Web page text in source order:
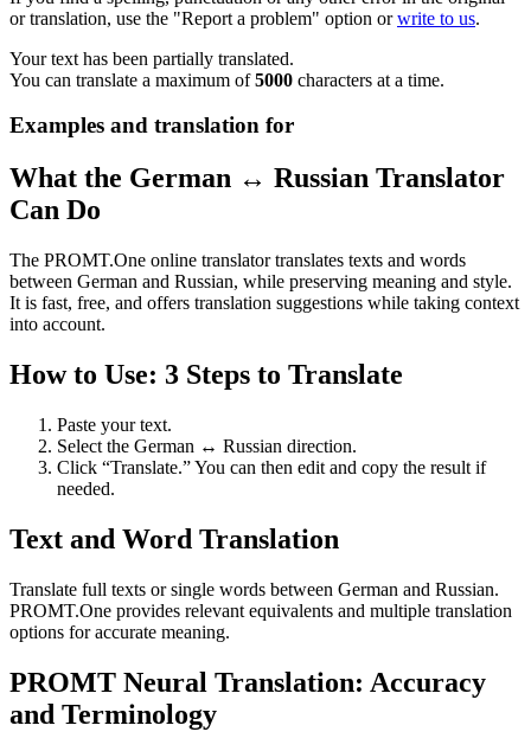
or translation, use the "Report a problem" option orwrite to us.
Your text has been partially translated.
You can translate a maximum of5000 characters at a time.
Examples and translation for
What the German ↔ Russian Translator
Can Do
The PROMT.One online translator translates texts and words
between German and Russian, while preserving meaning and style.
It is fast, free, and offers translation suggestions while taking context
into account.
How to Use: 3 Steps to Translate
Paste your text.
Select the German ↔ Russian direction.
Click “Translate.” You can then edit and copy the result if
needed.
Text and Word Translation
Translate full texts or single words between German and Russian.
PROMT.One provides relevant equivalents and multiple translation
options for accurate meaning.
PROMT Neural Translation: Accuracy
and Terminology